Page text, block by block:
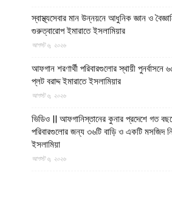
স্বাস্থ্যসেবার মান উন্নয়নে আধুনিক জ্ঞান ও
গুরুত্বারোপ ইমারাতে ইসলামিয়ার
আগস্ট ৬, ২০২৬
আফগান শরণার্থী পরিবারগুলোর স্থায়ী পুনর্বাসনে
প্লট বরাদ্দ ইমারাতে ইসলামিয়ার
আগস্ট ৬, ২০২৬
ভিডিও || আফগানিস্তানের কুনার প্রদেশে গত
পরিবারগুলোর জন্য ৩৬টি বাড়ি ও একটি মসজিদ
ইসলামিয়া
আগস্ট ৬, ২০২৬